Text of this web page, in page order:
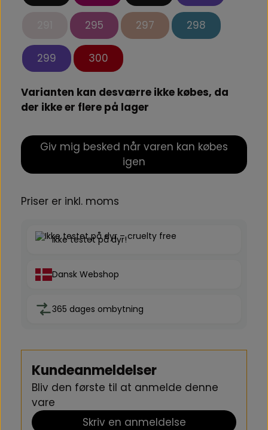
295 297 298
299 300
Varianten kan desværre ikke købes, da
der ikke er flere på lager
Giv mig besked når varen kan købes
igen
Priser er inkl. moms
Ikke testet på dyr!
Dansk Webshop
365 dages ombytning
Kundeanmeldelser
Bliv den første til at anmelde denne
vare
Skriv en anmeldelse